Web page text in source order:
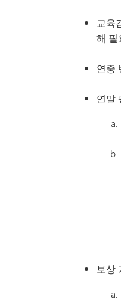
교육
해 필
연중
연말
보상